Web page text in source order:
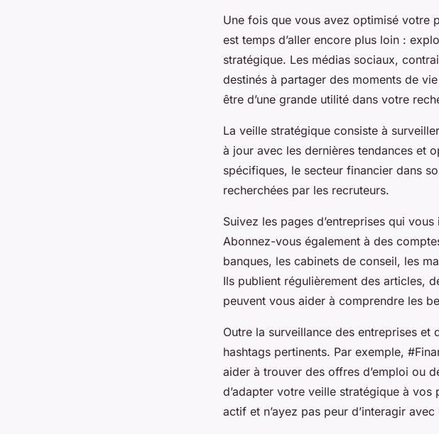
Une fois que vous avez optimisé votre
est temps d’aller encore plus loin :
stratégique. Les médias sociaux,
destinés à partager des moments de
être d’une grande utilité dans votre
La veille stratégique consiste à
à jour avec les dernières tendances et
spécifiques, le secteur financier dans
recherchées par les recruteurs.
Suivez les pages d’entreprises qui
Abonnez-vous également à des
banques, les cabinets de conseil, les
Ils publient régulièrement des articles,
peuvent vous aider à comprendre les
Outre la surveillance des entreprises
hashtags pertinents. Par exemple,
aider à trouver des offres d’emploi ou
d’adapter votre veille stratégique à
actif et n’ayez pas peur d’interagir